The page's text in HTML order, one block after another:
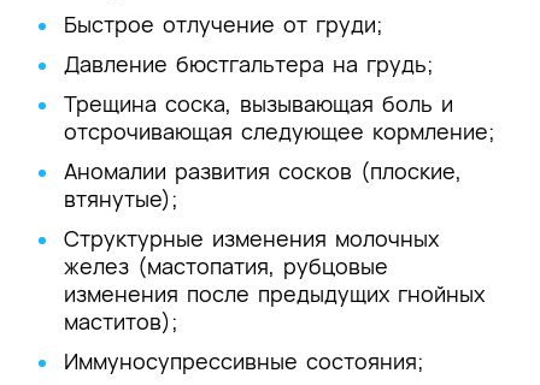
Быстрое отлучение от груди;
Давление бюстгальтера на грудь;
Трещина соска, вызывающая боль и
отсрочивающая следующее кормление;
Аномалии развития сосков (плоские,
втянутые);
Структурные изменения молочных
желез (мастопатия, рубцовые
изменения после предыдущих гнойных
маститов);
Иммуносупрессивные состояния;